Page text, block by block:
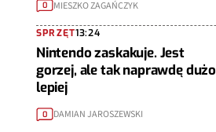
0 MIESZKO ZAGAŃCZYK
SPRZĘT13:24
Nintendo zaskakuje. Jest
gorzej, ale tak naprawdę dużo
lepiej
0 DAMIAN JAROSZEWSKI